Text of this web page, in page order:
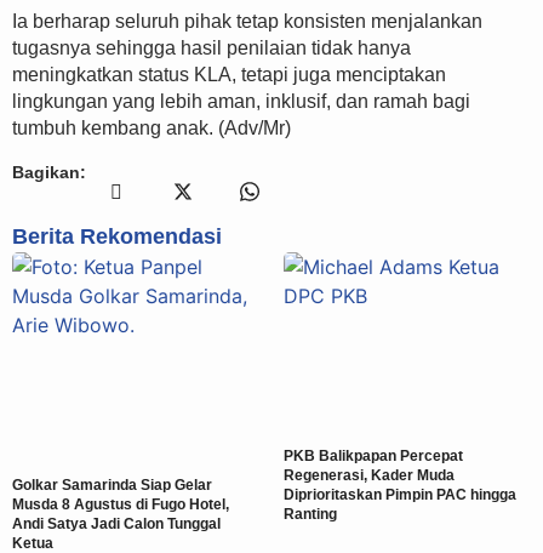
Ia berharap seluruh pihak tetap konsisten menjalankan
tugasnya sehingga hasil penilaian tidak hanya
meningkatkan status KLA, tetapi juga menciptakan
lingkungan yang lebih aman, inklusif, dan ramah bagi
tumbuh kembang anak. (Adv/Mr)
Bagikan:
Berita Rekomendasi
Golkar Samarinda Siap Gelar
Musda 8 Agustus di Fugo Hotel,
Andi Satya Jadi Calon Tunggal
Ketua
PKB Balikpapan Percepat
Regenerasi, Kader Muda
Diprioritaskan Pimpin PAC hingga
Ranting